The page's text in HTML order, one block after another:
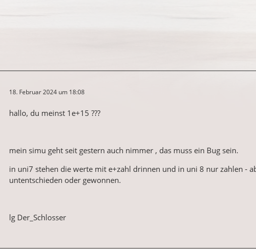
18. Februar 2024 um 18:08
hallo, du meinst 1e+15 ???
mein simu geht seit gestern auch nimmer , das muss ein Bug sein.
in uni7 stehen die werte mit e+zahl drinnen und in uni 8 nur zahlen -
untentschieden oder gewonnen.
lg Der_Schlosser